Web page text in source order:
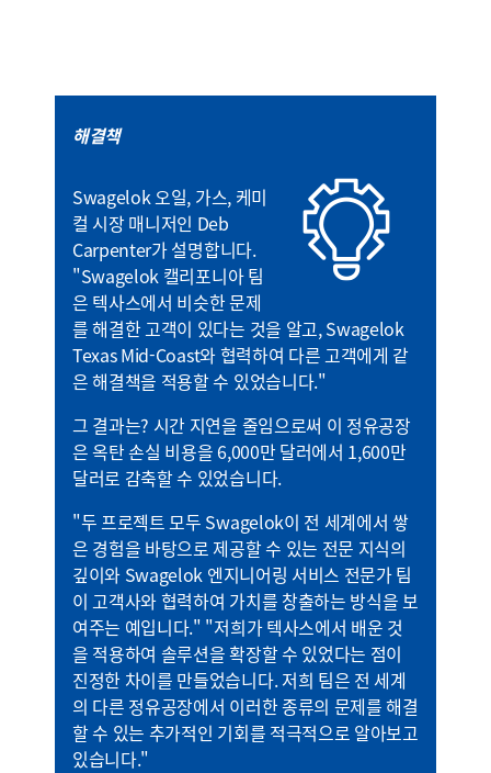
해결책
Swagelok 오일, 가스, 케미
컬 시장 매니저인 Deb
Carpenter가 설명합니다.
"Swagelok 캘리포니아 팀
은 텍사스에서 비슷한 문제
를 해결한 고객이 있다는 것을 알고, Swagelok
Texas Mid-Coast와 협력하여 다른 고객에게 같
은 해결책을 적용할 수 있었습니다."
그 결과는? 시간 지연을 줄임으로써 이 정유공장
은 옥탄 손실 비용을 6,000만 달러에서 1,600만
달러로 감축할 수 있었습니다.
"두 프로젝트 모두 Swagelok이 전 세계에서 쌓
은 경험을 바탕으로 제공할 수 있는 전문 지식의
깊이와 Swagelok 엔지니어링 서비스 전문가 팀
이 고객사와 협력하여 가치를 창출하는 방식을 보
여주는 예입니다." "저희가 텍사스에서 배운 것
을 적용하여 솔루션을 확장할 수 있었다는 점이
진정한 차이를 만들었습니다. 저희 팀은 전 세계
의 다른 정유공장에서 이러한 종류의 문제를 해결
할 수 있는 추가적인 기회를 적극적으로 알아보고
있습니다."